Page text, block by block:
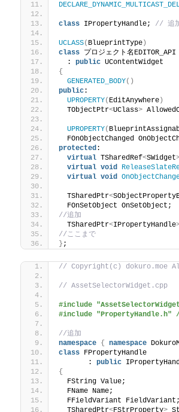
class IPropertyHandle; // 追
UCLASS( BlueprintType )
class プロジェクト名
  :
public UContentWidget
{
GENERATED_BODY()
public:
UPROPERTY( EditAnywhere )
  TObjectPtr
<UClass>
UPROPERTY(
FOnObjectChanged
protected:
virtual TSharedRef<SWidget
virtual void
virtual void
  TSharedPtr
<
  FOnSetObject OnSetObject;
//追加
  TSharedPtr
<IPropertyHandle
//ここまで
} ;
// Copyright(c) dokuro.moe
// AssetSelectorWidget.cpp
#include
#include "PropertyHandle.h"
//追加
namespace { namespace
class FPropertyHandle
	:
public
{
  FString Value;
  FName Name;
  FFieldVariant FieldVariant;